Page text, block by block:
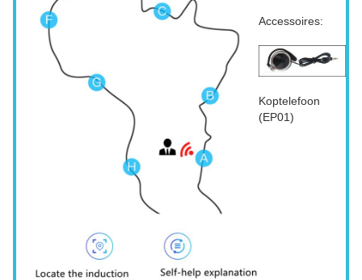
Accessoires:
Koptelefoon
(EP01)